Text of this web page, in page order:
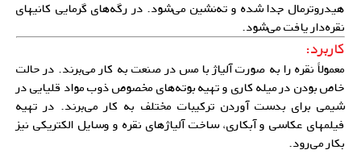
هیدروترمال جدا شده و ته‌‌نشین می‌شود. در رگه‌های گرمایی کانیهای
نقره‌دار یافت می‌شود.
کاربرد:
معمولاً نقره را به صورت آلیاژ با مس در صنعت به کار می‌برند. در حالت
خاص بودن در میله کاری و تهیه بوته‌های مخصوص ذوب مواد قلیایی در
شیمی برای بدست آوردن ترکیبات مختلف به کار می‌برند. در تهیه
فیلمهای عکاسی و آبکاری، ساختآلیاژهای نقرهو وسایل الکتریکی نیز
بکار می‌رود.